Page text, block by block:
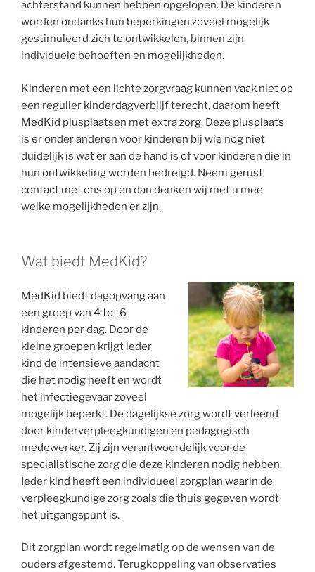
achterstand kunnen hebben opgelopen. De kinderen
worden ondanks hun beperkingen zoveel mogelijk
gestimuleerd zich te ontwikkelen, binnen zijn
individuele behoeften en mogelijkheden.
Kinderen met een lichte zorgvraag kunnen vaak niet op
een regulier kinderdagverblijf terecht, daarom heeft
MedKid plusplaatsen met extra zorg. Deze plusplaats
is er onder anderen voor kinderen bij wie nog niet
duidelijk is wat er aan de hand is of voor kinderen die in
hun ontwikkeling worden bedreigd. Neem gerust
contact met ons op en dan denken wij met u mee
welke mogelijkheden er zijn.
Wat biedt MedKid?
MedKid biedt dagopvang aan
een groep van 4 tot 6
kinderen per dag. Door de
kleine groepen krijgt ieder
kind de intensieve aandacht
die het nodig heeft en wordt
het infectiegevaar zoveel
mogelijk beperkt. De dagelijkse zorg wordt verleend
door kinderverpleegkundigen en pedagogisch
medewerker. Zij zijn verantwoordelijk voor de
specialistische zorg die deze kinderen nodig hebben.
Ieder kind heeft een individueel zorgplan waarin de
verpleegkundige zorg zoals die thuis gegeven wordt
het uitgangspunt is.
Dit zorgplan wordt regelmatig op de wensen van de
ouders afgestemd. Terugkoppeling van observaties